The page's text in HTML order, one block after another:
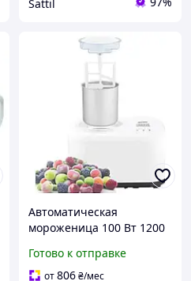
Sattil
Автоматическая
мороженица 100 Вт 1200
алюминий First MK-12542
Готово к отправке
от806₴/мес